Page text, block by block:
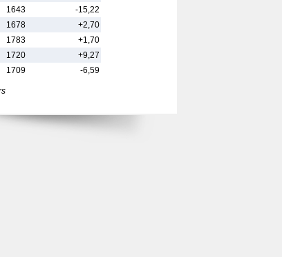
1643
-15,22
1678
+2,70
1783
+1,70
1720
+9,27
1709 -6,59